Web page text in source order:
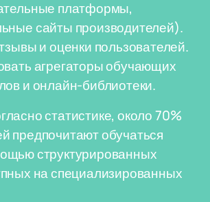
платформы,
сайты производителей).
и оценки пользователей.
агрегаторы обучающих
и онлайн-библиотеки.
статистике, около 70%
предпочитают обучаться
структурированных
на специализированных